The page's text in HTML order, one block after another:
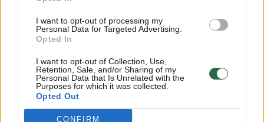
I want to opt-out of processing my
Personal Data for Targeted Advertising.
Opted In
I want to opt-out of Collection, Use,
Retention, Sale, and/or Sharing of my
Personal Data that Is Unrelated with the
Purposes for which it was collected.
Opted Out
CONFIRM
neslėpė emocijų
Žinios | Lietuvos diena